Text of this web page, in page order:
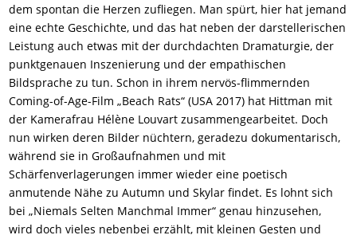
dem spontan die Herzen zufliegen. Man spürt, hier hat jemand
eine echte Geschichte, und das hat neben der darstellerischen
Leistung auch etwas mit der durchdachten Dramaturgie, der
punktgenauen Inszenierung und der empathischen
Bildsprache zu tun. Schon in ihrem nervös-flimmernden
Coming-of-Age-Film „Beach Rats“ (USA 2017) hat Hittman mit
der Kamerafrau Hélène Louvart zusammengearbeitet. Doch
nun wirken deren Bilder nüchtern, geradezu dokumentarisch,
während sie in Großaufnahmen und mit
Schärfenverlagerungen immer wieder eine poetisch
anmutende Nähe zu Autumn und Skylar findet. Es lohnt sich
bei „Niemals Selten Manchmal Immer“ genau hinzusehen,
wird doch vieles nebenbei erzählt, mit kleinen Gesten und